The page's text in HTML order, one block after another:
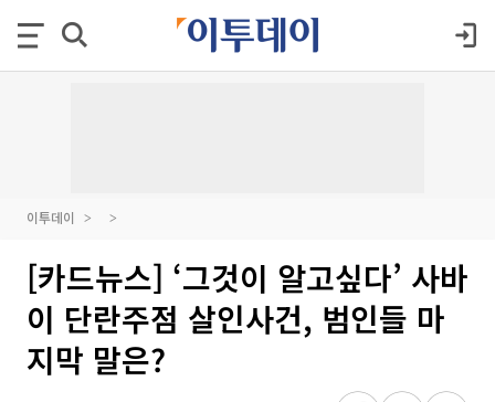
이투데이
[카드뉴스] ‘그것이 알고싶다’ 사바
이 단란주점 살인사건, 범인들 마
지막 말은?